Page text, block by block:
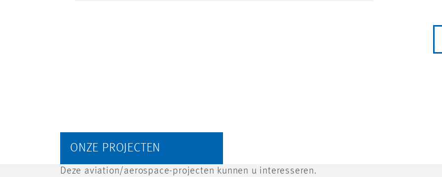
ONZE PROJECTEN
Deze aviation/aerospace-projecten kunnen u interesseren.